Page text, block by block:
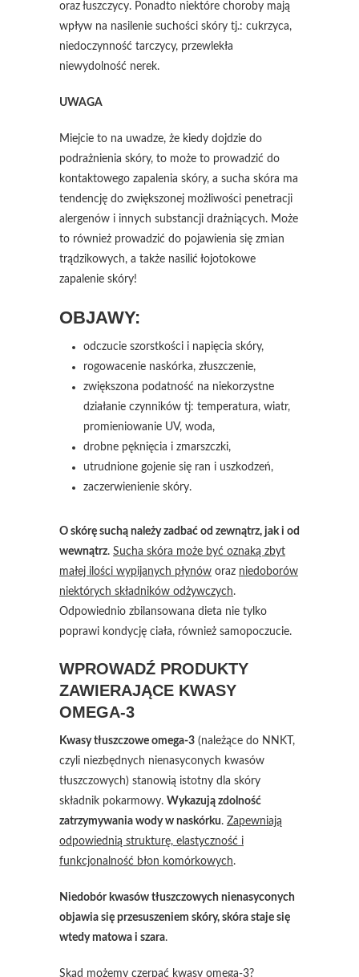
oraz łuszczycy. Ponadto niektóre choroby mają
wpływ na nasilenie suchości skóry tj.: cukrzyca,
niedoczynność tarczycy, przewlekła
niewydolność nerek.
UWAGA
Miejcie to na uwadze, że kiedy dojdzie do
podrażnienia skóry, to może to prowadzić do
kontaktowego zapalenia skóry, a sucha skóra ma
tendencję do zwiększonej możliwości penetracji
alergenów i innych substancji drażniących. Może
to również prowadzić do pojawienia się zmian
trądzikowych, a także nasilić łojotokowe
zapalenie skóry!
OBJAWY:
odczucie szorstkości i napięcia skóry,
rogowacenie naskórka, złuszczenie,
zwiększona podatność na niekorzystne
działanie czynników tj: temperatura, wiatr,
promieniowanie UV, woda,
drobne pęknięcia i zmarszczki,
utrudnione gojenie się ran i uszkodzeń,
zaczerwienienie skóry.
O skórę suchą należy zadbać od zewnątrz, jak i od
wewnątrz. Sucha skóra może być oznaką zbyt
małej ilości wypijanych płynów oraz niedoborów
niektórych składników odżywczych.
Odpowiednio zbilansowana dieta nie tylko
poprawi kondycję ciała, również samopoczucie.
WPROWADŹ PRODUKTY
ZAWIERAJĄCE KWASY
OMEGA-3
Kwasy tłuszczowe omega-3 (należące do NNKT,
czyli niezbędnych nienasyconych kwasów
tłuszczowych) stanowią istotny dla skóry
składnik pokarmowy. Wykazują zdolność
zatrzymywania wody w naskórku. Zapewniają
odpowiednią strukturę, elastyczność i
funkcjonalność błon komórkowych.
Niedobór kwasów tłuszczowych nienasyconych
objawia się przesuszeniem skóry, skóra staje się
wtedy matowa i szara.
Skąd możemy czerpać kwasy omega-3?